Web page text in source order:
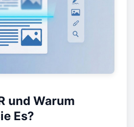
und Warum
Es?